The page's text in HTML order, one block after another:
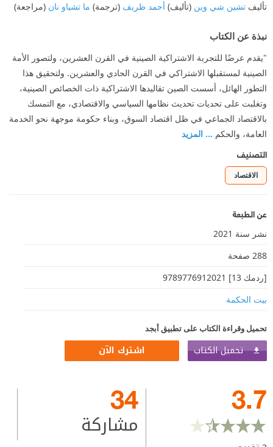
تأليف تشين شي وين (تأليف) أحمد ظريف (ترجمة) ما تشياو نان (مراجعة)
نبذة عن الكتاب
"يقدم عرضًا للتجربة الاشتراكية الصينية في القرن العشرين، ولتصور الأمة
الصينية لمستقبلها الاشتراكي في القرن الحادي والعشرين. ولتحقيق هذا
التطور الهائل، أسست الصين تقاليدها الاشتراكية ذات الخصائص الصينية،
وتغلبت على تحديات تحديث نظامها السياسي والاقتصادي، مع التمسك
بالاقتصاد الجماعي في ظل اقتصاد السوق، وبناء حكومة موجهة نحو الخدمة
العامة، والحكم ... المزيد
التصنيف
الاقتصاد
عن الطبعة
نشر سنة 2021
288 صفحة
[ردمك 13] 9789776912021
بيت الحكمة
تحميل وقراءة الكتاب على تطبيق أبجد
تحميل الكتاب اشترك الآن
3.7
34
مشاركة